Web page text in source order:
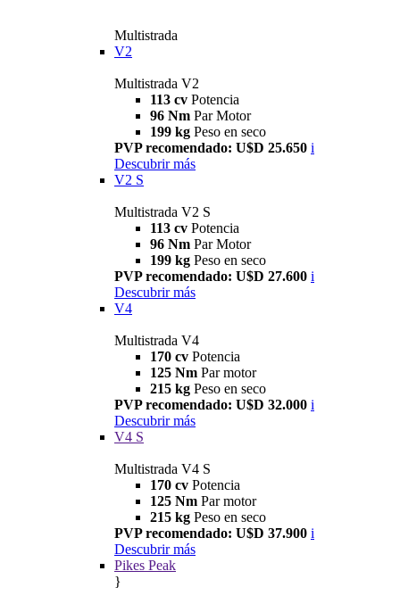
Multistrada
V2
Multistrada V2
113 cv Potencia
96 Nm Par Motor
199 kg Peso en seco
PVP recomendado: U$D 25.650 i
Descubrir más
V2 S
Multistrada V2 S
113 cv Potencia
96 Nm Par Motor
199 kg Peso en seco
PVP recomendado: U$D 27.600 i
Descubrir más
V4
Multistrada V4
170 cv Potencia
125 Nm Par motor
215 kg Peso en seco
PVP recomendado: U$D 32.000 i
Descubrir más
V4 S
Multistrada V4 S
170 cv Potencia
125 Nm Par motor
215 kg Peso en seco
PVP recomendado: U$D 37.900 i
Descubrir más
Pikes Peak
}